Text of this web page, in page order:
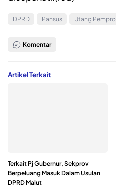
skema pembayaran
besaran utang masing-
dengan durasi waktu
disepakati.(red)